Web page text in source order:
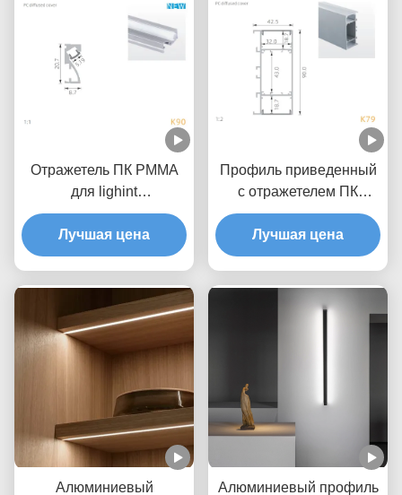
Отражетель ПК PMMA
для lighint
алюминиевого профиля
стены СИД 30D
линейного
Лучшая цена
Профиль приведенный
с отражетелем ПК
привел алюминиевый
канал для освещения
стены СИД
Лучшая цена
Алюминиевый
Алюминиевый профиль